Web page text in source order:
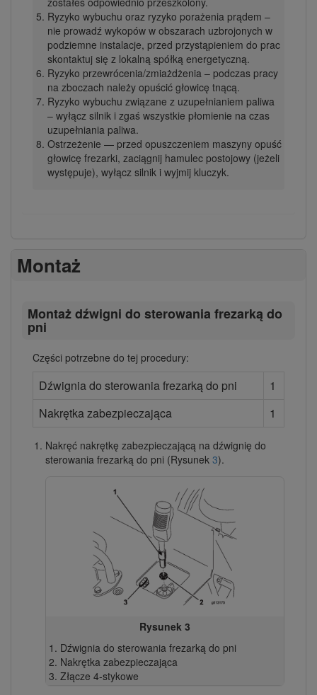
Ryzyko wybuchu oraz ryzyko porażenia prądem –
nie prowadź wykopów w obszarach uzbrojonych w
podziemne instalacje, przed przystąpieniem do prac
skontaktuj się z lokalną spółką energetyczną.
Ryzyko przewrócenia/zmiażdżenia – podczas pracy
na zboczach należy opuścić głowicę tnącą.
Ryzyko wybuchu związane z uzupełnianiem paliwa
– wyłącz silnik i zgaś wszystkie płomienie na czas
uzupełniania paliwa.
Ostrzeżenie — przed opuszczeniem maszyny opuść
głowicę frezarki, zaciągnij hamulec postojowy (jeżeli
występuje), wyłącz silnik i wyjmij kluczyk.
Montaż
Montaż dźwigni do sterowania frezarką do
pni
Części potrzebne do tej procedury:
Dźwignia do sterowania frezarką do pni
1
Nakrętka zabezpieczająca
1
Nakręć nakrętkę zabezpieczającą na dźwignię do
sterowania frezarką do pni (Rysunek 3).
Rysunek 3
Dźwignia do sterowania frezarką do pni
Nakrętka zabezpieczająca
Złącze 4-stykowe